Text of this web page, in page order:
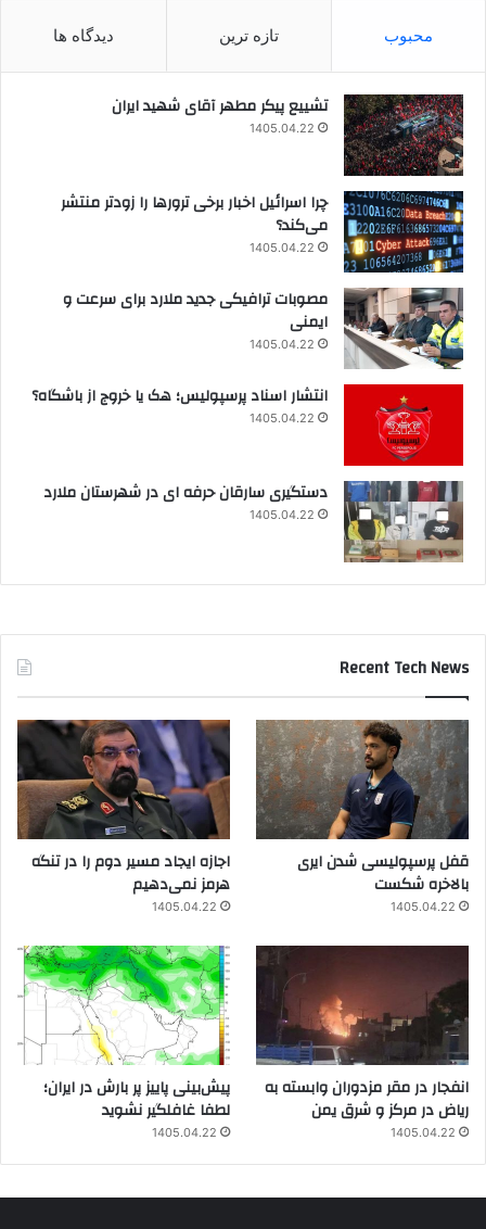
محبوب تازه ترین دیدگاه ها
تشییع پیکر مطهر آقای شهید ایران
1405.04.22
چرا اسرائیل اخبار برخی ترورها را زودتر منتشر
می‌کند؟
1405.04.22
مصوبات ترافیکی جدید ملارد برای سرعت و
ایمنی
1405.04.22
انتشار اسناد پرسپولیس؛ هک یا خروج از باشگاه؟
1405.04.22
دستگیری سارقان حرفه ای در شهرستان ملارد
1405.04.22
Recent Tech News
قفل پرسپولیسی شدن ایری
بالاخره شکست
1405.04.22
اجازه ایجاد مسیر دوم را در تنگه
هرمز نمی‌دهیم
1405.04.22
انفجار در مقر مزدوران وابسته به
ریاض در مرکز و شرق یمن
1405.04.22
پیش‌بینی پاییز پر بارش در ایران؛
لطفا غافلگیر نشوید
1405.04.22